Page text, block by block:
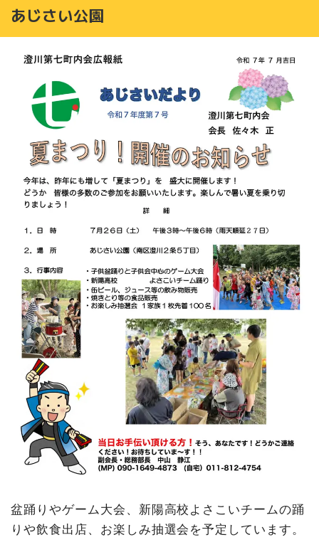
あじさい公園
盆踊りやゲーム大会、新陽高校よさこいチームの踊
りや飲食出店、お楽しみ抽選会を予定しています。